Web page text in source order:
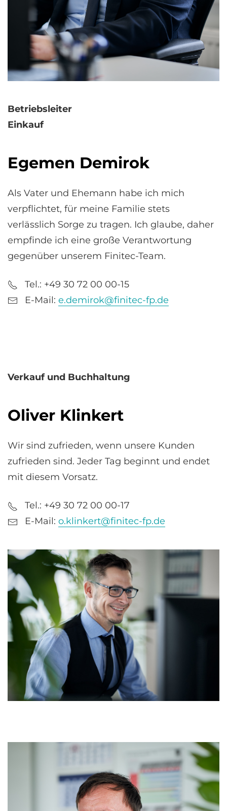
Betriebsleiter
Einkauf
Egemen Demirok
Als Vater und Ehemann habe ich mich
verpflichtet, für meine Familie stets
verlässlich Sorge zu tragen. Ich glaube, daher
empfinde ich eine große Verantwortung
gegenüber unserem Finitec-Team.
Tel.: +49 30 72 00 00-15
E-Mail: e.demirok@finitec-fp.de
Verkauf und Buchhaltung
Oliver Klinkert
Wir sind zufrieden, wenn unsere Kunden
zufrieden sind. Jeder Tag beginnt und endet
mit diesem Vorsatz.
Tel.: +49 30 72 00 00-17
E-Mail: o.klinkert@finitec-fp.de